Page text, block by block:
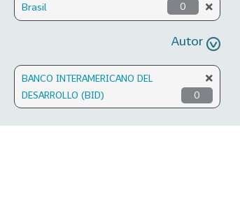
Brasil 0
Autor
BANCO INTERAMERICANO DEL
DESARROLLO (BID)
0